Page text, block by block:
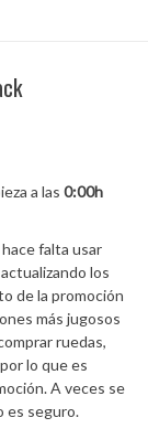
a las 0:00h
falta usar
los
de la promoción
más jugosos
ruedas,
lo que es
A veces se
es seguro.